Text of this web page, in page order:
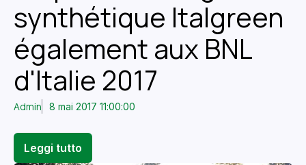
synthétique Italgreen
également aux BNL
d'Italie 2017
Admin 8 mai 2017 11:00:00
Leggi tutto